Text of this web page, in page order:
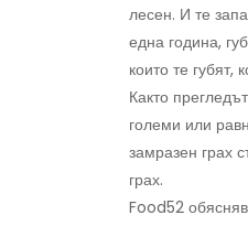
лесен. И те
една година,
които те губят,
Както
големи или
замразен грах
грах.
Food52